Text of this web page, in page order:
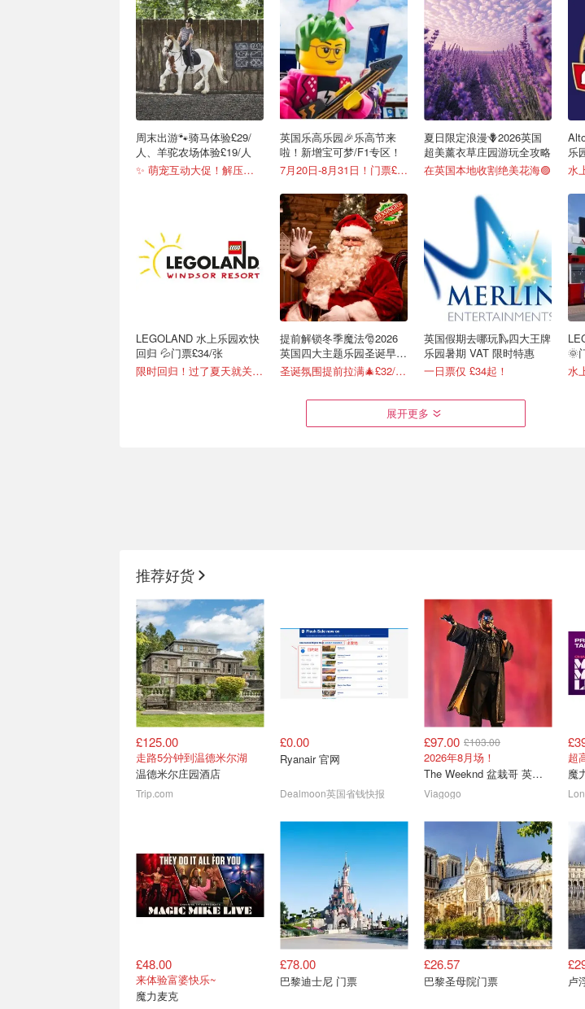
周末出游🐾骑马体验£29/
人、羊驼农场体验£19/人
✨ 萌宠互动大促！解压放松首选！
LEGOLAND 水上乐园欢快
回归 💦门票£34/张
限时回归！过了夏天就关闭啦！
英国乐高乐园🎉乐高节来
啦！新增宝可梦/F1专区！
7月20日-8月31日！门票£34
提前解锁冬季魔法🎅2026
英国四大主题乐园圣诞早鸟
开抢
圣诞氛围提前拉满🎄£32/人起
夏日限定浪漫🪻2026英国
超美薰衣草庄园游玩全攻略
在英国本地收割绝美花海🟣
英国假期去哪玩🛝四大王牌
乐园暑期 VAT 限时特惠
一日票仅 £34起！
乐
水
🌞
水
迹 2026开展 仅限6周！
8.24截止！免费参观！
动物森友会 英国水族馆巡
演回归 - 布莱顿
2026英国及欧洲旅游攻略-
机票/酒店/游轮/门票/APP/
逃离伦敦🌊2026英国最佳
海滩Cuckmere Haven游玩
全攻略！
花
冰
动物园+游乐园+海洋馆🦒
Chessington乐园超好玩
门票£34/张起！
谁说见明星难？杜莎夫人蜡
像馆门票 夏促£23.63起
2026年伦敦跨年烟花秀 - 内
附视野详解+位置攻略
夏
上
展开更多
推荐好货
£125.00
走路5分钟到温德米尔湖
温德米尔庄园酒店
Trip.com
£0.00
Ryanair 官网
Dealmoon英国省钱快报
£97.00 £103.00
2026年8月场！
The Weeknd 盆栽哥 英国演唱会
Viagogo
魔
£48.00
来体验富婆快乐~
魔力麦克
£78.00
巴黎迪士尼 门票
£26.57
巴黎圣母院门票 卢